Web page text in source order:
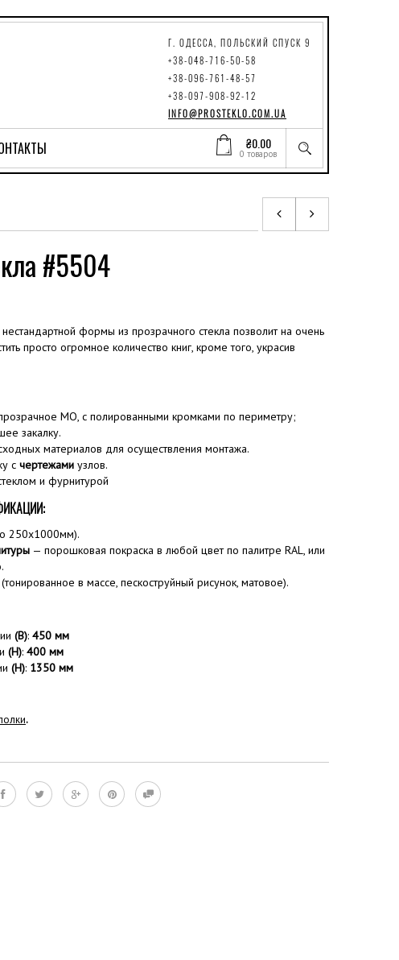
Г. ОДЕССА, ПОЛЬСКИЙ СПУСК 9
+38-048-716-50-58
+38-096-761-48-57
+38-097-908-92-12
INFO@PROSTEKLO.COM.UA
₴0.00
0 товаров
#5504
формы из прозрачного стекла позволит на очень
просто огромное количество книг, кроме того, украсив
MO, с полированными кромками по периметру;
закалку.
материалов для осуществления монтажа.
с чертежами узлов.
и фурнитурой
250х1000мм).
— порошковая покраска в любой цвет по палитре RAL, или
(тонированное в массе, пескоструйный рисунок, матовое).
(B): 450 мм
(H): 400 мм
(H): 1350 мм
.